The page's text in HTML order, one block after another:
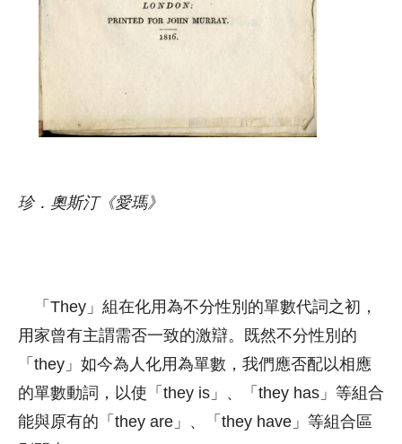
珍．奧斯汀《愛瑪》
「They」組在化用為不分性別的單數代詞之初，
用家曾有主謂需否一致的激辯。既然不分性別的
「they」如今為人化用為單數，我們應否配以相應
的單數動詞，以使「they is」、「they has」等組合
能與原有的「they are」、「they have」等組合區